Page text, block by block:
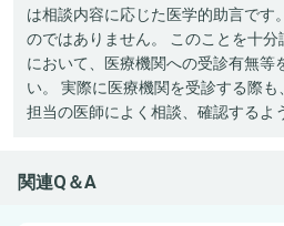
は相談内容に応じた医学的助言です
のではありません。 このことを十
において、医療機関への受診有無等
い。 実際に医療機関を受診する際も
担当の医師によく相談、確認するよ
関連Q＆A